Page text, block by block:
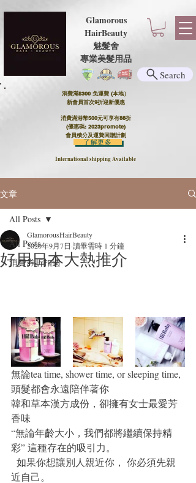
Glamorous
HairBeauty
魅髮舍
​​專業美髮用品
消費滿$300 免運費 (本地）​
新會員首次9折迎新優惠
消費滿港幣500元可享有88折
(優惠碼: 2023promote)
會員積分及運費回贈計劃
International shipping Available
了解更多
Search
文章
All Posts
消費券折扣週
All Posts
好用日本大熱推介
GlamorousHairBeauty
2020年9月7日 讀畢需時 1 分鐘
無論tea time, shower time, or sleeping time,
頭髮都會永遠陪伴著你
韓和草本漢方成份，卻擁有女士最愛芳
香味
“無論年齡大小，我們都將繼續保持精
彩” 這種存在的吸引力。
如果你想讓別人親近你， 你必須先親
近自己。